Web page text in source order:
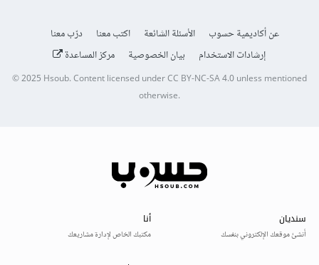
عن أكاديمية حسوب الأسئلة الشائعة اكتب معنا
درّب معنا
إرشادات الاستخدام
بيان الخصوصية مركز المساعدة
© 2025Hsoub.Content licensed underCC BY-NC-SA 4.0unless mentioned
otherwise.